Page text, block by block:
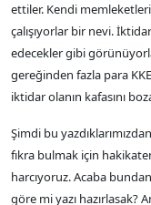
ettiler. Kendi
çalışıyorlar bir nevi.
edecekler gibi
gereğinden fazla para
iktidar olanın kafasını
Şimdi bu
fıkra bulmak için
harcıyoruz. Acaba
göre mi yazı hazırlasak?